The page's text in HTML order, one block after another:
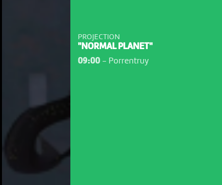
PROJECTION
"NORMAL PLANET"
09:00- Porrentruy